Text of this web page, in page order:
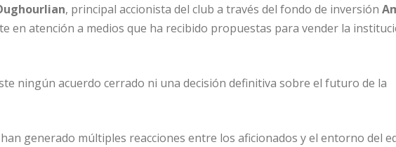
, principal accionista del club a través del fondo de inversión
en atención a medios que ha recibido propuestas para vender la
ningún acuerdo cerrado ni una decisión definitiva sobre el futuro de la
generado múltiples reacciones entre los aficionados y el entorno del